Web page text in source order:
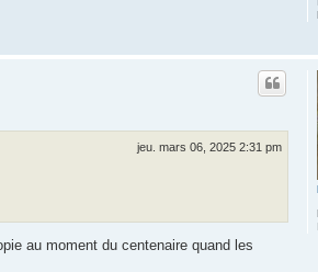
jeu. mars 06, 2025 2:31 pm
au moment du centenaire quand les